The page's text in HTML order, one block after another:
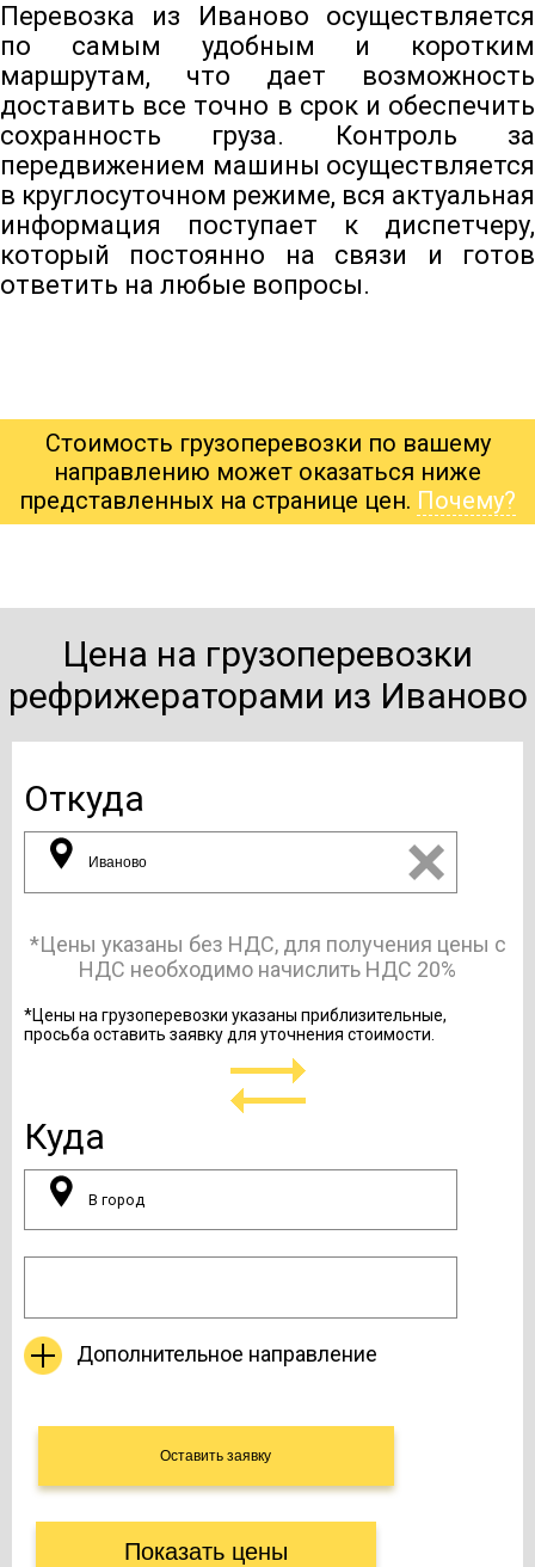
Перевозка из Иваново осуществляется
по самым удобным и коротким
маршрутам, что дает возможность
доставить все точно в срок и обеспечить
сохранность груза. Контроль за
передвижением машины осуществляется
в круглосуточном режиме, вся актуальная
информация поступает к диспетчеру,
который постоянно на связи и готов
ответить на любые вопросы.
Стоимость грузоперевозки по вашему
направлению может оказаться ниже
представленных на странице цен. Почему?
Цена на грузоперевозки
рефрижераторами из Иваново
Откуда
*Цены указаны без НДС, для получения цены с
НДС необходимо начислить НДС 20%
*Цены на грузоперевозки указаны приблизительные,
просьба оставить заявку для уточнения стоимости.
Куда
Дополнительное направление
Показать цены